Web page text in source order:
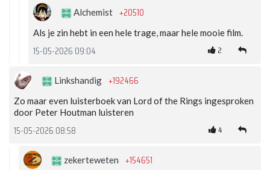
Alchemist +20510
Als je zin hebt in een hele trage, maar hele mooie film.
15-05-2026 09:04 2
Linkshandig +192466
Zo maar even luisterboek van Lord of the Rings ingesproken
door Peter Houtman luisteren
15-05-2026 08:58 4
zekerteweten +154651